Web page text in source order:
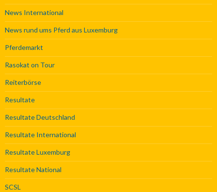
News International
News rund ums Pferd aus Luxemburg
Pferdemarkt
Rasokat on Tour
Reiterbörse
Resultate
Resultate Deutschland
Resultate International
Resultate Luxemburg
Resultate National
SCSL